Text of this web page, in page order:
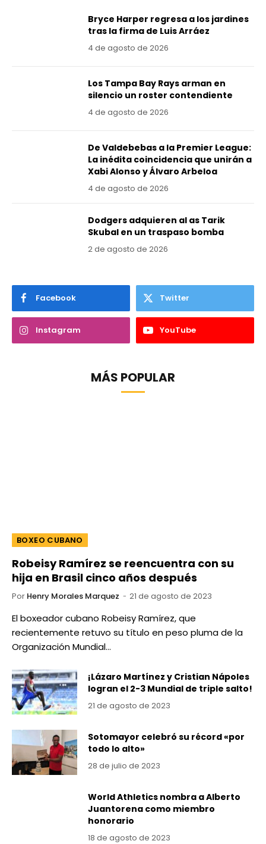
Bryce Harper regresa a los jardines
tras la firma de Luis Arráez
4 de agosto de 2026
Los Tampa Bay Rays arman en
silencio un roster contendiente
4 de agosto de 2026
De Valdebebas a la Premier League:
La inédita coincidencia que unirán a
Xabi Alonso y Álvaro Arbeloa
4 de agosto de 2026
Dodgers adquieren al as Tarik
Skubal en un traspaso bomba
2 de agosto de 2026
Facebook Twitter
Instagram YouTube
MÁS POPULAR
BOXEO CUBANO
Robeisy Ramírez se reencuentra con su
hija en Brasil cinco años después
Por Henry Morales Marquez 21 de agosto de 2023
El boxeador cubano Robeisy Ramírez, que
recientemente retuvo su título en peso pluma de la
Organización Mundial…
¡Lázaro Martínez y Cristian Nápoles
logran el 2-3 Mundial de triple salto!
21 de agosto de 2023
Sotomayor celebró su récord «por
todo lo alto»
28 de julio de 2023
World Athletics nombra a Alberto
Juantorena como miembro
honorario
18 de agosto de 2023